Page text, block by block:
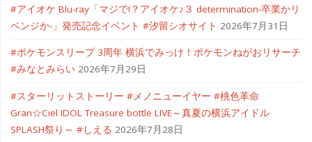
ス
ィ
バ
#アイオケ Blu-ray「マジで!？アイオケ♪３ determination-卒業かリ
ベンジか-」発売記念イベント #汐留シオサイト 2026年7月31日
#ポケモンスリープ 3周年 横浜でみっけ！ポケモンねがおリサーチ
#みなとみらい 2026年7月29日
#スターリットストーリー #メノニューイヤー #桃色革命
Gran☆Ciel IDOL Treasure bottle LIVE～真夏の横浜アイドル
SPLASH祭り～ #しえる 2026年7月28日